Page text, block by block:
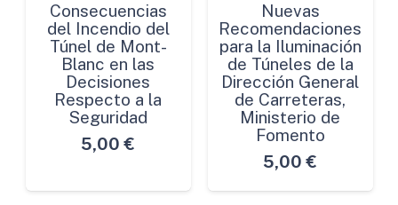
Consecuencias
del Incendio del
Túnel de Mont-
Blanc en las
Decisiones
Respecto a la
Seguridad
5,00 €
Nuevas
Recomendaciones
para la Iluminación
de Túneles de la
Dirección General
de Carreteras,
Ministerio de
Fomento
5,00 €